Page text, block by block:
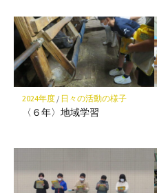
2024年度/ 日々の活動の様子
〈６年〉地域学習